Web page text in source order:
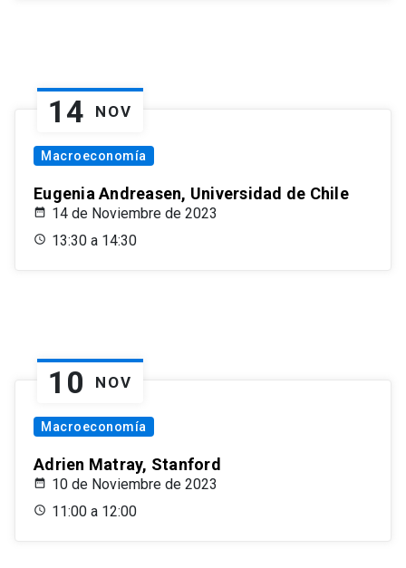
14 NOV
Macroeconomía
Eugenia Andreasen, Universidad de Chile
14 de Noviembre de 2023
13:30 a 14:30
10 NOV
Macroeconomía
Adrien Matray, Stanford
10 de Noviembre de 2023
11:00 a 12:00